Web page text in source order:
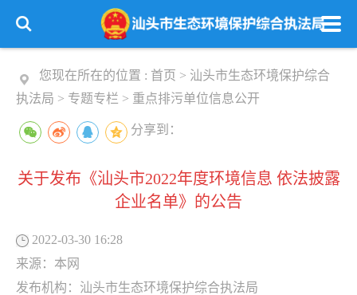
您现在所在的位置 : 首页 > 汕头市生态环境保护综合
执法局 > 专题专栏 > 重点排污单位信息公开
分享到：
关于发布《汕头市2022年度环境信息 依法披露
企业名单》的公告
2022-03-30 16:28
来源： 本网
发布机构： 汕头市生态环境保护综合执法局